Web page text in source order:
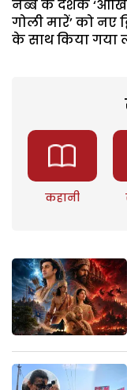
नब्बे के दशक
गोली मारें’ को नए
के साथ किया गया
कहानी